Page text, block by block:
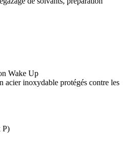
Wake Up
acier inoxydable protégés contre les
P)